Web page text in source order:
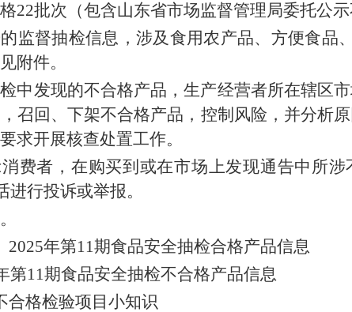
22批次（包含山东省市场监督管理局委托公
监督抽检信息，涉及食用农产品、方便食品
附件。
中发现的不合格产品，生产经营者所在辖区
召回、下架不合格产品，控制风险，并分析
求开展核查处置工作。
费者，在购买到或在市场上发现通告中所
进行投诉或举报。
2025年第11期食品安全抽检合格产品信息
第11期食品安全抽检不合格产品信息
合格检验项目小知识